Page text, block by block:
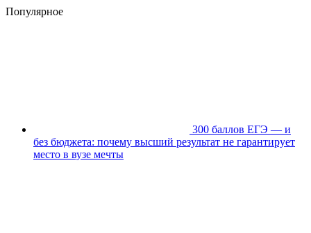
Популярное
300 баллов ЕГЭ — и
без бюджета: почему высший результат не гарантирует
место в вузе мечты